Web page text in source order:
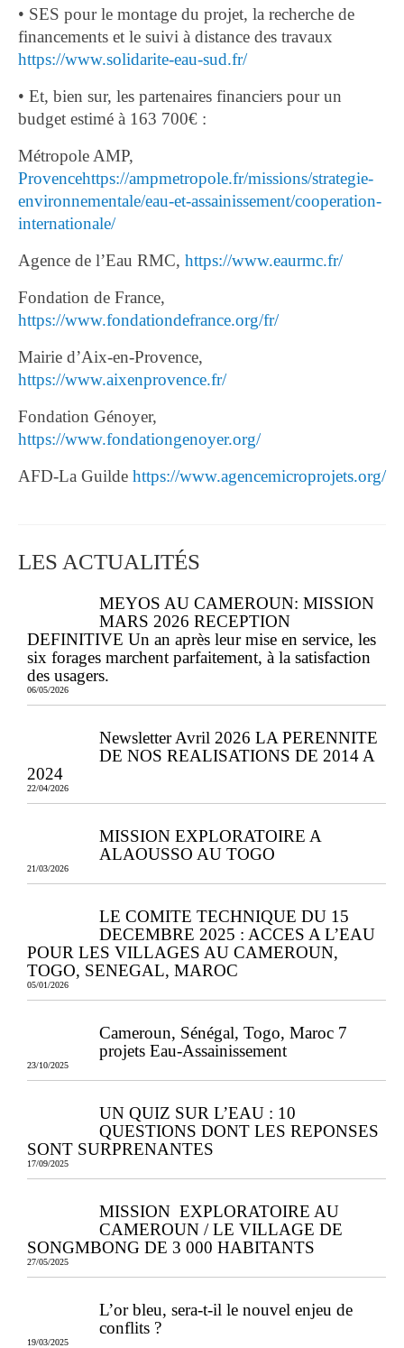
• SES pour le montage du projet, la recherche de
financements et le suivi à distance des travaux
https://www.solidarite-eau-sud.fr/
• Et, bien sur, les partenaires financiers pour un
budget estimé à 163 700€ :
Métropole AMP,
Provencehttps://ampmetropole.fr/missions/strategie-
environnementale/eau-et-assainissement/cooperation-
internationale/
Agence de l’Eau RMC, https://www.eaurmc.fr/
Fondation de France,
https://www.fondationdefrance.org/fr/
Mairie d’Aix-en-Provence,
https://www.aixenprovence.fr/
Fondation Génoyer,
https://www.fondationgenoyer.org/
AFD-La Guilde https://www.agencemicroprojets.org/
LES ACTUALITÉS
MEYOS AU CAMEROUN: MISSION
MARS 2026 RECEPTION
DEFINITIVE Un an après leur mise en service, les
six forages marchent parfaitement, à la satisfaction
des usagers.
06/05/2026
Newsletter Avril 2026 LA PERENNITE
DE NOS REALISATIONS DE 2014 A
2024
22/04/2026
MISSION EXPLORATOIRE A
ALAOUSSO AU TOGO
21/03/2026
LE COMITE TECHNIQUE DU 15
DECEMBRE 2025 : ACCES A L’EAU
POUR LES VILLAGES AU CAMEROUN,
TOGO, SENEGAL, MAROC
05/01/2026
Cameroun, Sénégal, Togo, Maroc 7
projets Eau-Assainissement
23/10/2025
UN QUIZ SUR L’EAU : 10
QUESTIONS DONT LES REPONSES
SONT SURPRENANTES
17/09/2025
MISSION EXPLORATOIRE AU
CAMEROUN / LE VILLAGE DE
SONGMBONG DE 3 000 HABITANTS
27/05/2025
L’or bleu, sera-t-il le nouvel enjeu de
conflits ?
19/03/2025